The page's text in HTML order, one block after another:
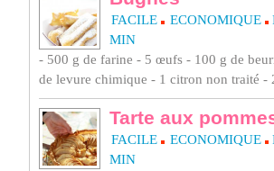
FACILE ECONOMIQUE
MIN
- 500 g de farine - 5 œufs - 100 g de
de levure chimique - 1 citron non traité -
Tarte aux
FACILE ECONOMIQUE
MIN